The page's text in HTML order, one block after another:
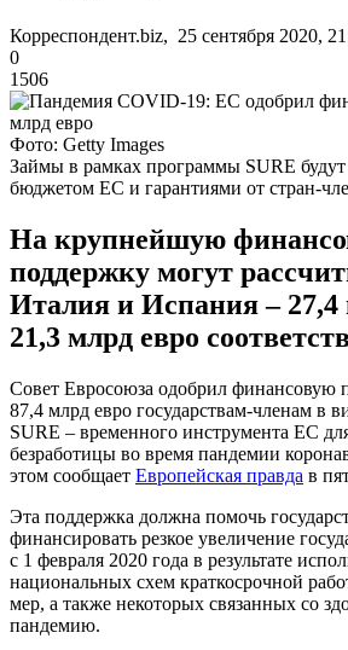
Корреспондент.biz, 25 сентября 2020,
0
1506
Фото: Getty Images
Займы в рамках программы SURE будут
бюджетом ЕС и гарантиями от стран-
На крупнейшую
поддержку могут
Италия и Испания – 27,4
21,3 млрд евро
Совет Евросоюза одобрил финансовую
87,4 млрд евро государствам-членам в
SURE – временного инструмента ЕС
безработицы во время пандемии
этом сообщает Европейская правда в
Эта поддержка должна помочь
финансировать резкое увеличение
с 1 февраля 2020 года в результате
национальных схем краткосрочной
мер, а также некоторых связанных со
пандемию.